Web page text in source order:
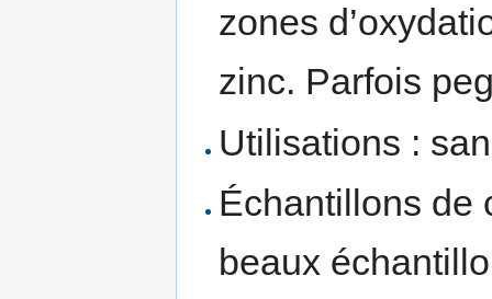
zones
zinc. Parfois
Utilisations :
Échantillons de
beaux